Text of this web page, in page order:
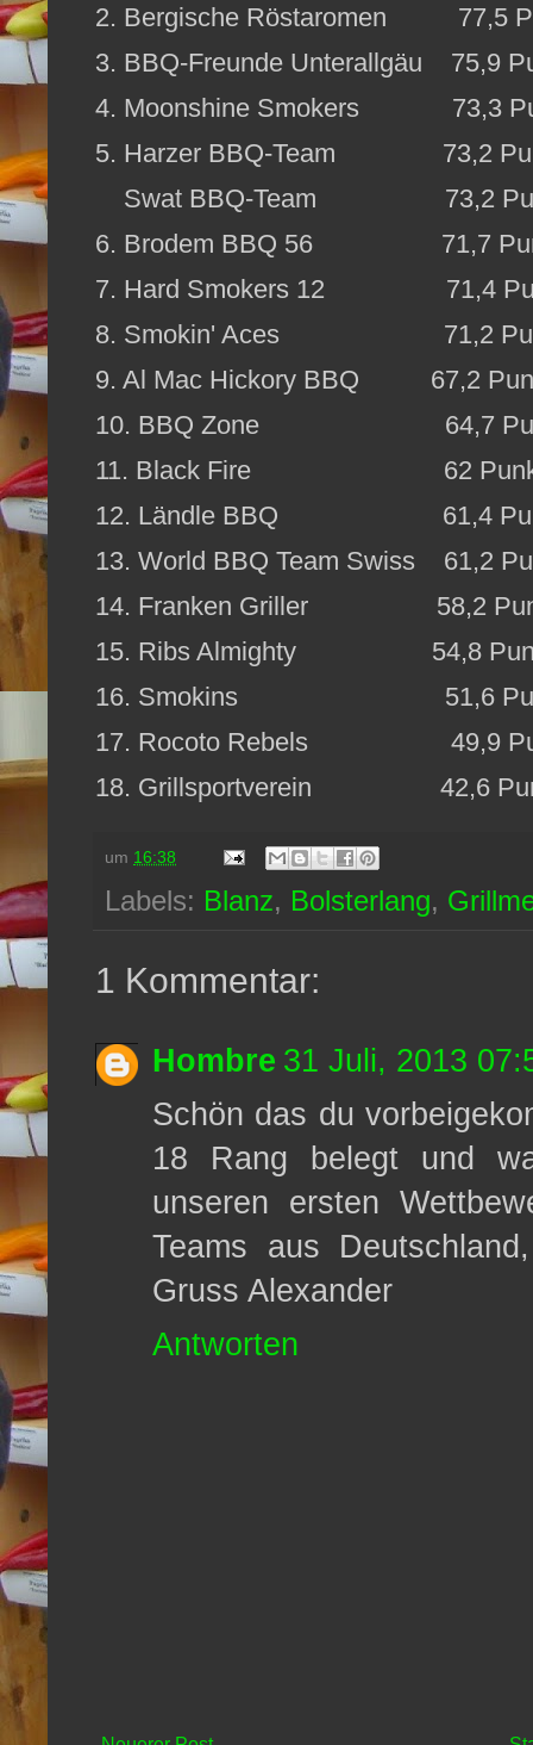
2. Bergische Röstaromen 77,5
3. BBQ-Freunde Unterallgäu 75,9
4. Moonshine Smokers 73,3
5. Harzer BBQ-Team 73,2
Swat BBQ-Team 73,2
6. Brodem BBQ 56 71,7
7. Hard Smokers 12 71,4
8. Smokin' Aces 71,2
9. Al Mac Hickory BBQ 67,2
10. BBQ Zone 64,7
11. Black Fire 62
12. Ländle BBQ 61,4
13. World BBQ Team Swiss 61,2
14. Franken Griller 58,2
15. Ribs Almighty 54,8
16. Smokins 51,6
17. Rocoto Rebels 49,9
18. Grillsportverein 42,6
um 16:38
Labels: Blanz, Bolsterlang,
1 Kommentar:
Hombre 31 Juli, 2013
Schön das du
18 Rang belegt und
unseren ersten
Teams aus
Gruss Alexander
Antworten